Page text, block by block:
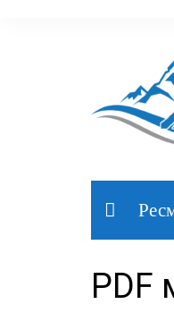
PDF